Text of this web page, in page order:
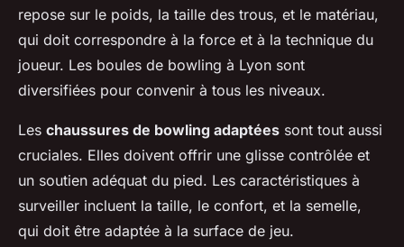
repose sur le poids, la taille des trous, et le matériau,
qui doit correspondre à la force et à la technique du
joueur. Les boules de bowling à Lyon sont
diversifiées pour convenir à tous les niveaux.
Les chaussures de bowling adaptées sont tout aussi
cruciales. Elles doivent offrir une glisse contrôlée et
un soutien adéquat du pied. Les caractéristiques à
surveiller incluent la taille, le confort, et la semelle,
qui doit être adaptée à la surface de jeu.